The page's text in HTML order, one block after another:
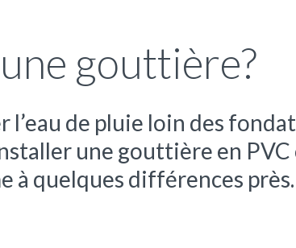
gouttière?
l’eau de pluie loin des
une gouttière en
à quelques différences